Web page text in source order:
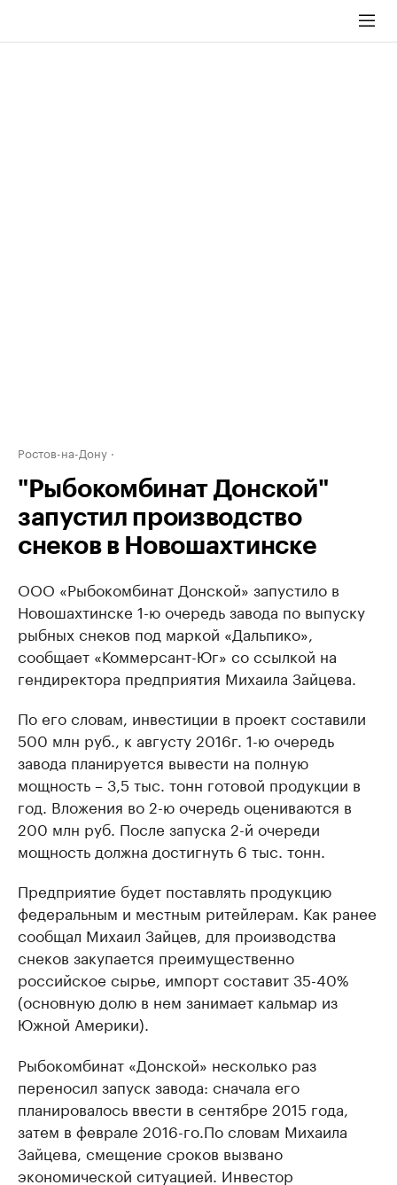
Ростов-на-Дону
"Рыбокомбинат Донской"
запустил производство
снеков в Новошахтинске
ООО «Рыбокомбинат Донской» запустило в
Новошахтинске 1-ю очередь завода по выпуску
рыбных снеков под маркой «Дальпико»,
сообщает «Коммерсант-Юг» со ссылкой на
гендиректора предприятия Михаила Зайцева.
По его словам, инвестиции в проект составили
500 млн руб., к августу 2016г. 1-ю очередь
завода планируется вывести на полную
мощность – 3,5 тыс. тонн готовой продукции в
год. Вложения во 2-ю очередь оцениваются в
200 млн руб. После запуска 2-й очереди
мощность должна достигнуть 6 тыс. тонн.
Предприятие будет поставлять продукцию
федеральным и местным ритейлерам. Как ранее
сообщал Михаил Зайцев, для производства
снеков закупается преимущественно
российское сырье, импорт составит 35-40%
(основную долю в нем занимает кальмар из
Южной Америки).
Рыбокомбинат «Донской» несколько раз
переносил запуск завода: сначала его
планировалось ввести в сентябре 2015 года,
затем в феврале 2016-го.По словам Михаила
Зайцева, смещение сроков вызвано
экономической ситуацией. Инвестор